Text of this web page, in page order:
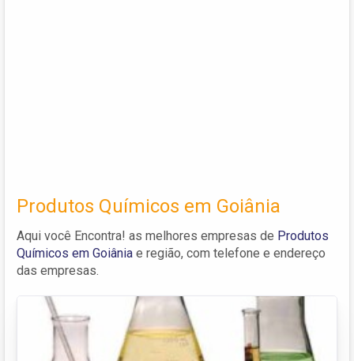
Produtos Químicos em Goiânia
Aqui você Encontra! as melhores empresas de Produtos
Químicos em Goiânia e região, com telefone e endereço
das empresas.